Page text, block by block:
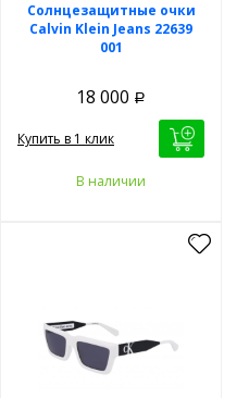
Солнцезащитные очки
Calvin Klein Jeans 22639
001
18 000 Р
Купить в 1 клик
В наличии